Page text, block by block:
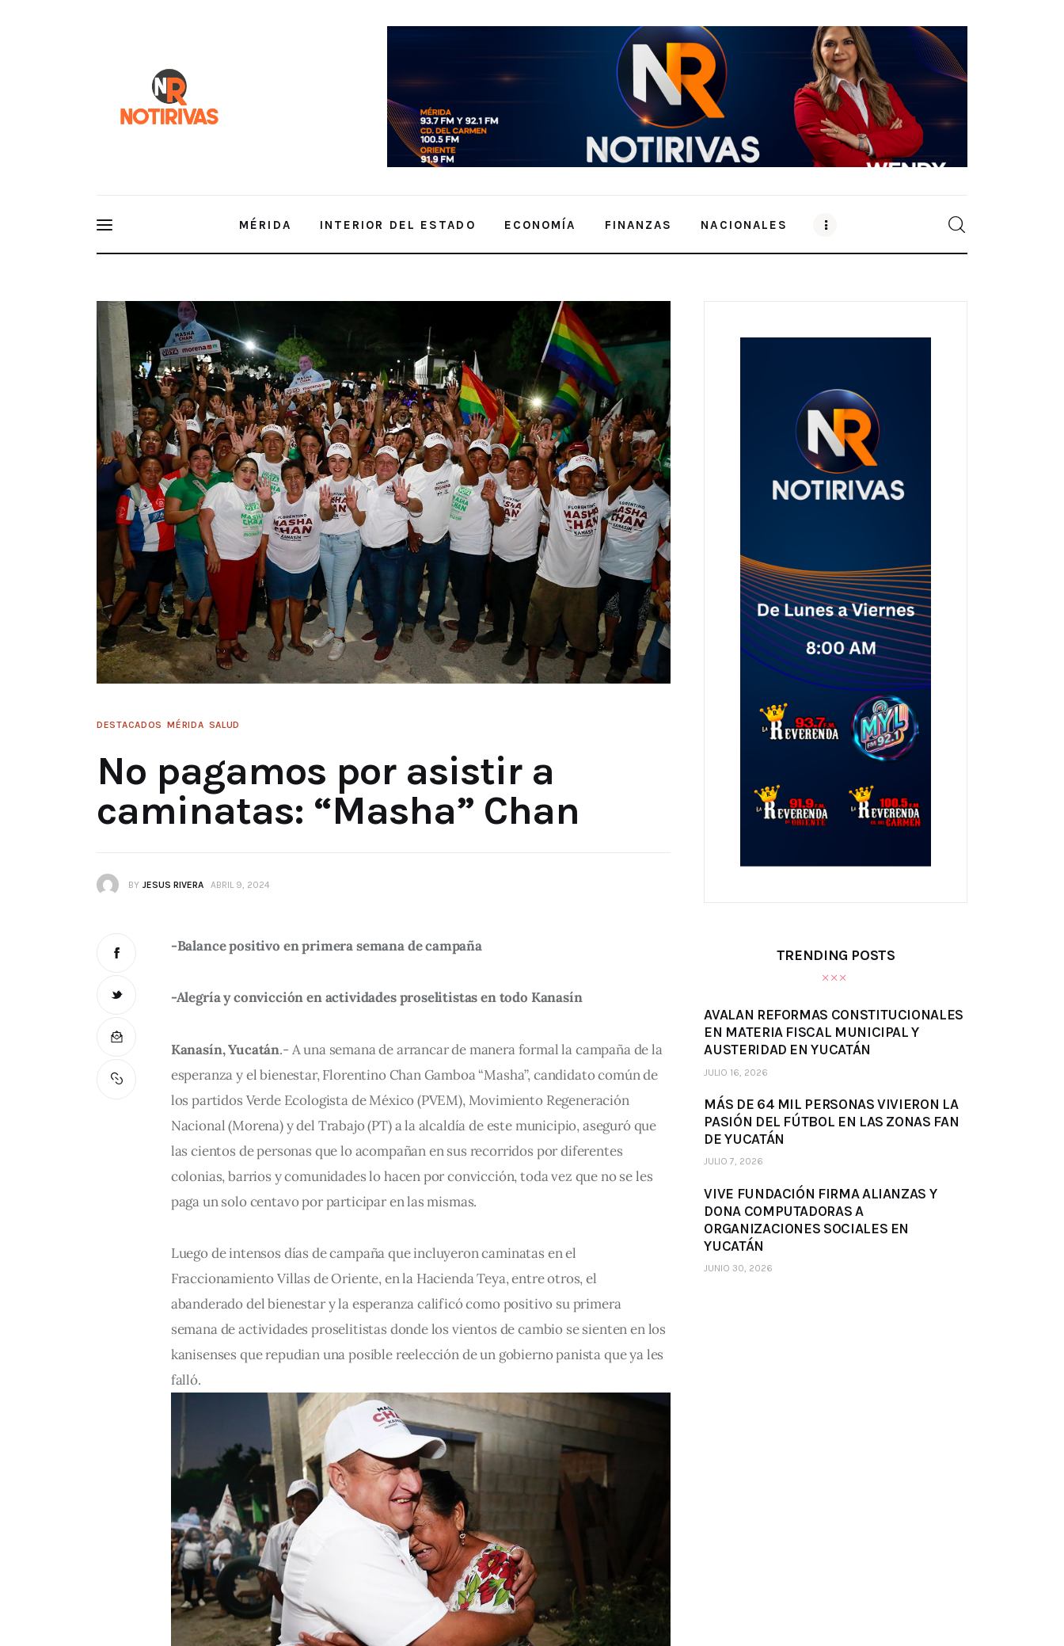
MÉRIDA INTERIOR DEL ESTADO ECONOMÍA FINANZAS NACIONALES
DESTACADOS MÉRIDA SALUD
No pagamos por asistir a
caminatas: “Masha” Chan
BY JESUS RIVERA ABRIL 9, 2024
-Balance positivo en primera semana de campaña
-Alegría y convicción en actividades proselitistas en todo Kanasín
Kanasín, Yucatán.- A una semana de arrancar de manera formal la campaña de la
esperanza y el bienestar, Florentino Chan Gamboa “Masha”, candidato común de
los partidos Verde Ecologista de México (PVEM), Movimiento Regeneración
Nacional (Morena) y del Trabajo (PT) a la alcaldía de este municipio, aseguró que
las cientos de personas que lo acompañan en sus recorridos por diferentes
colonias, barrios y comunidades lo hacen por convicción, toda vez que no se les
paga un solo centavo por participar en las mismas.
Luego de intensos días de campaña que incluyeron caminatas en el
Fraccionamiento Villas de Oriente, en la Hacienda Teya, entre otros, el
abanderado del bienestar y la esperanza calificó como positivo su primera
semana de actividades proselitistas donde los vientos de cambio se sienten en los
kanisenses que repudian una posible reelección de un gobierno panista que ya les
falló.
TRENDING POSTS
AVALAN REFORMAS CONSTITUCIONALES
EN MATERIA FISCAL MUNICIPAL Y
AUSTERIDAD EN YUCATÁN
JULIO 16, 2026
MÁS DE 64 MIL PERSONAS VIVIERON LA
PASIÓN DEL FÚTBOL EN LAS ZONAS FAN
DE YUCATÁN
JULIO 7, 2026
VIVE FUNDACIÓN FIRMA ALIANZAS Y
DONA COMPUTADORAS A
ORGANIZACIONES SOCIALES EN
YUCATÁN
JUNIO 30, 2026